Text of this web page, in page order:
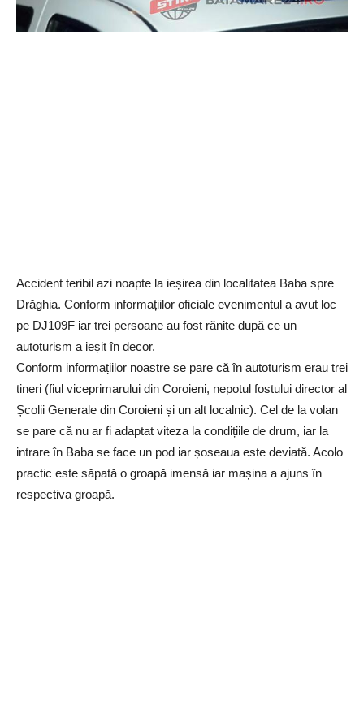
Accident teribil azi noapte la ieșirea din localitatea Baba spre
Drăghia. Conform informațiilor oficiale evenimentul a avut loc
pe DJ109F iar trei persoane au fost rănite după ce un
autoturism a ieșit în decor.
Conform informațiilor noastre se pare că în autoturism erau trei
tineri (fiul viceprimarului din Coroieni, nepotul fostului director al
Școlii Generale din Coroieni și un alt localnic). Cel de la volan
se pare că nu ar fi adaptat viteza la condițiile de drum, iar la
intrare în Baba se face un pod iar șoseaua este deviată. Acolo
practic este săpată o groapă imensă iar mașina a ajuns în
respectiva groapă.